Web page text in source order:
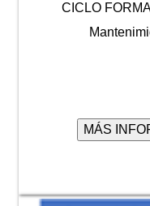
CICLO